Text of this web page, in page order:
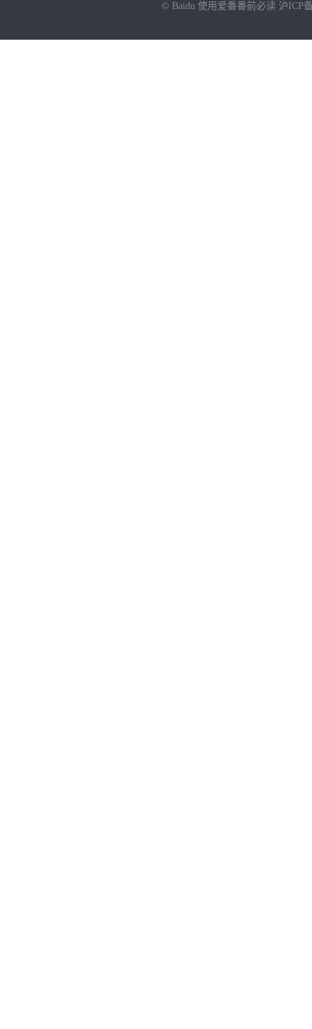
© Baidu 使用爱番番前必读 沪ICP